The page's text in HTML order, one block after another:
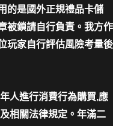
的是國外正規禮品卡儲
被鎖請自行負責。我方作
玩家自行評估風險考量後
人進行消費行為購買,應
相關法律規定。年滿二